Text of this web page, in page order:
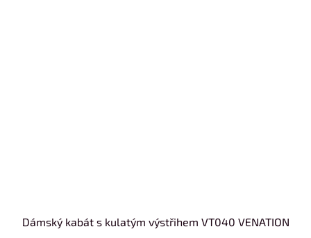
Dámský kabát s kulatým výstřihem VT040 VENATION